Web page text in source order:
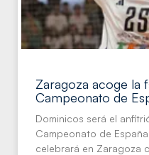
Zaragoza acoge la
Campeonato de
Dominicos será el
Campeonato de
celebrará en Zaragoza